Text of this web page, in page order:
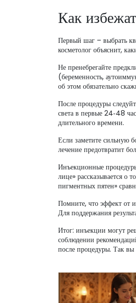
Как
Первый шаг – выбрать
косметолог объяснит,
Не пренебрегайте
(беременность,
об этом обязательно
После процедуры
света в первые 24‑48
длительного времени.
Если заметите сильную
лечение предотвратит
Инъекционные
лице» рассказывается о
пигментных пятен»
Помните, что эффект от
Для поддержания
Итог: инъекции могут
соблюдении
после процедуры. Так